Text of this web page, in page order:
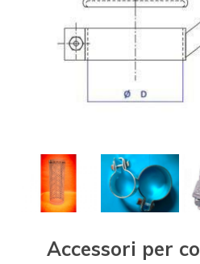
Accessori per